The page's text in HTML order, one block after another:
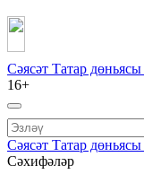
Сәясәт Татар дөньясы
16+
Сәясәт Татар дөньясы
Сәхифәләр